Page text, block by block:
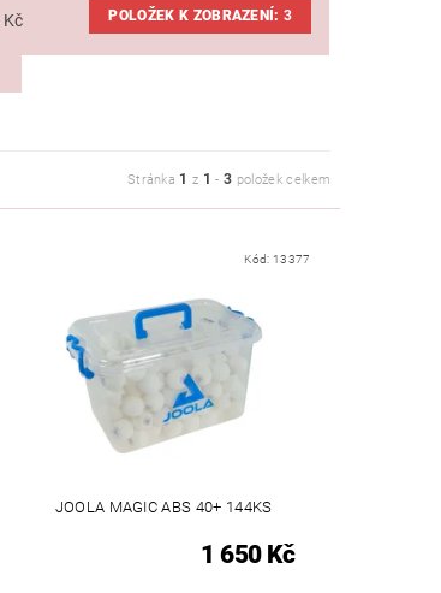
Kč POLOŽEK K ZOBRAZENÍ:3
Stránka 1 z 1 -3 položek celkem
Kód: 13377
JOOLA MAGIC ABS 40+ 144KS
1 650 Kč